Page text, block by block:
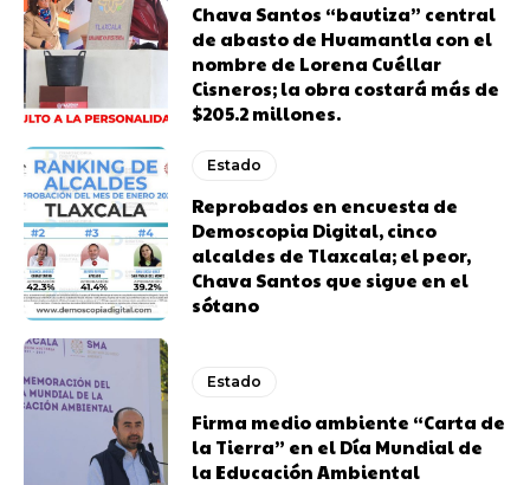
Chava Santos “bautiza” central
de abasto de Huamantla con el
nombre de Lorena Cuéllar
Cisneros; la obra costará más de
$205.2 millones.
Estado
Reprobados en encuesta de
Demoscopia Digital, cinco
alcaldes de Tlaxcala; el peor,
Chava Santos que sigue en el
sótano
Estado
Firma medio ambiente “Carta de
la Tierra” en el Día Mundial de
la Educación Ambiental